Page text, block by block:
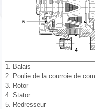
1. Balais
2. Poulie de la courroie de
3. Rotor
4. Stator
5. Redresseur